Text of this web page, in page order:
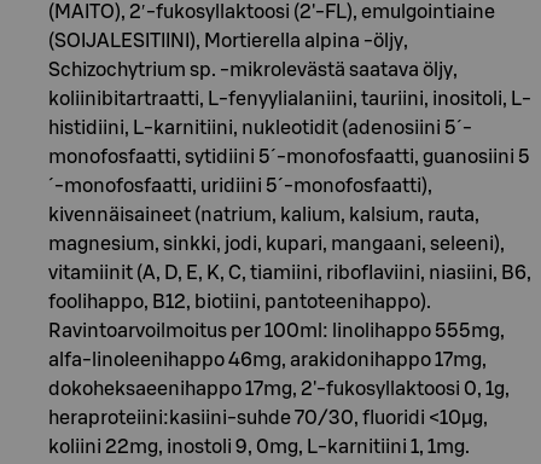
(MAITO), 2′-fukosyllaktoosi (2'-FL), emulgointiaine
(SOIJALESITIINI), Mortierella alpina -öljy,
Schizochytrium sp. -mikrolevästä saatava öljy,
koliinibitartraatti, L-fenyylialaniini, tauriini, inositoli, L-
histidiini, L-karnitiini, nukleotidit (adenosiini 5´-
monofosfaatti, sytidiini 5´-monofosfaatti, guanosiini 5
´-monofosfaatti, uridiini 5´-monofosfaatti),
kivennäisaineet (natrium, kalium, kalsium, rauta,
magnesium, sinkki, jodi, kupari, mangaani, seleeni),
vitamiinit (A, D, E, K, C, tiamiini, riboflaviini, niasiini, B6,
foolihappo, B12, biotiini, pantoteenihappo).
Ravintoarvoilmoitus per 100ml: linolihappo 555mg,
alfa-linoleenihappo 46mg, arakidonihappo 17mg,
dokoheksaeenihappo 17mg, 2'-fukosyllaktoosi 0, 1g,
heraproteiini:kasiini-suhde 70/30, fluoridi <10µg,
koliini 22mg, inostoli 9, 0mg, L-karnitiini 1, 1mg.